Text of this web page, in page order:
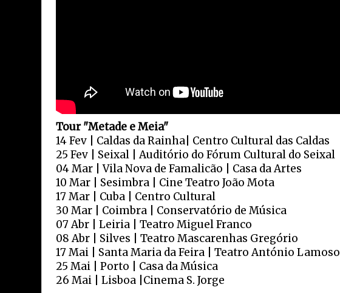
Tour "Metade e Meia"
14 Fev | Caldas da Rainha| Centro Cultural das Caldas
25 Fev | Seixal | Auditório do Fórum Cultural do Seixal
04 Mar | Vila Nova de Famalicão | Casa da Artes
10 Mar | Sesimbra | Cine Teatro João Mota
17 Mar | Cuba | Centro Cultural
30 Mar | Coimbra | Conservatório de Música
07 Abr | Leiria | Teatro Miguel Franco
08 Abr | Silves | Teatro Mascarenhas Gregório
17 Mai | Santa Maria da Feira | Teatro António Lamoso
25 Mai | Porto | Casa da Música
26 Mai | Lisboa |Cinema S. Jorge